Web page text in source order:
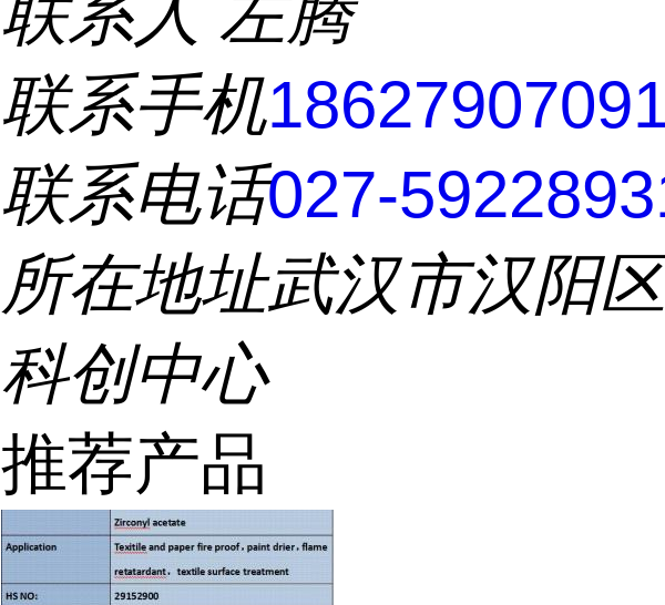
联系人 左腾
联系手机
联系电话027-
所在地址武汉市汉阳
科创中心
推荐产品